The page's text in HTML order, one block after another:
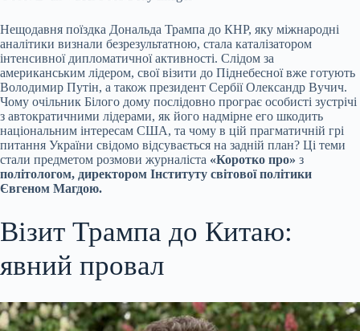
Нещодавня поїздка Дональда Трампа до КНР, яку міжнародні
аналітики визнали безрезультатною, стала каталізатором
інтенсивної дипломатичної активності. Слідом за
американським лідером, свої візити до Піднебесної вже готують
Володимир Путін, а також президент Сербії Олександр Вучич.
Чому очільник Білого дому послідовно програє особисті зустрічі
з автократичними лідерами, як його надмірне его шкодить
національним інтересам США, та чому в цій прагматичній грі
питання України свідомо відсувається на задній план? Ці теми
стали предметом розмови журналіста «Коротко про» з
політологом, директором Інституту світової політики
Євгеном Магдою.
Візит Трампа до Китаю:
явний провал